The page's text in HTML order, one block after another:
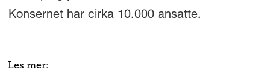
Konsernet har cirka 10.000 ansatte.